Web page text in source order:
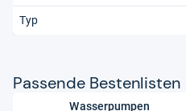
Typ
Pas­sende Bes­ten­lis­ten
Wasserpumpen